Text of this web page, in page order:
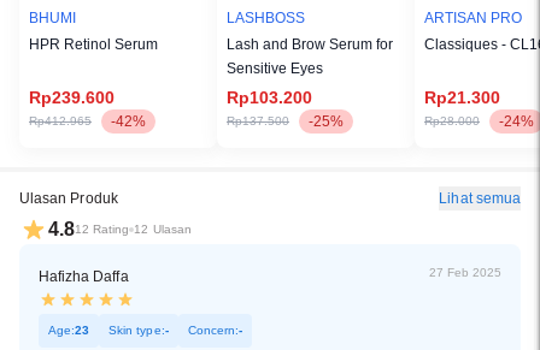
BHUMI
HPR Retinol Serum
Rp239.600
Rp412.965 -42%
LASHBOSS
Lash and Brow Serum for
Sensitive Eyes
Rp103.200
Rp137.500 -25%
ARTISAN PRO
Classiques -
Rp21.300
Rp28.000 -24%
Ulasan Produk Lihat semua
4.812 Rating 12 Ulasan
Hafizha Daffa 27 Feb 2025
Age:23 Skin type:- Concern:-